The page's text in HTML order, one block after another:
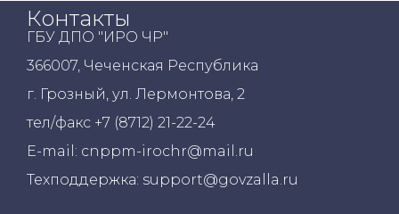
Контакты
ГБУ ДПО "ИРО ЧР"
366007, Чеченская Республика
г. Грозный, ул. Лермонтова, 2
тел/факс +7 (8712) 21-22-24
E-mail: cnppm-irochr@mail.ru
Техподдержка: support@govzalla.ru